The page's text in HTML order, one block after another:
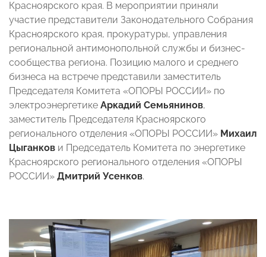
Красноярского края. В мероприятии приняли
участие представители Законодательного Собрания
Красноярского края, прокуратуры, управления
региональной антимонопольной службы и бизнес-
сообщества региона. Позицию малого и среднего
бизнеса на встрече представили заместитель
Председателя Комитета «ОПОРЫ РОССИИ» по
электроэнергетике Аркадий Семьянинов,
заместитель Председателя Красноярского
регионального отделения «ОПОРЫ РОССИИ» Михаил
Цыганков и Председатель Комитета по энергетике
Красноярского регионального отделения «ОПОРЫ
РОССИИ» Дмитрий Усенков.